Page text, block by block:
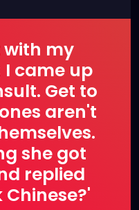
with my
came up
Get to
aren't
she got
replied